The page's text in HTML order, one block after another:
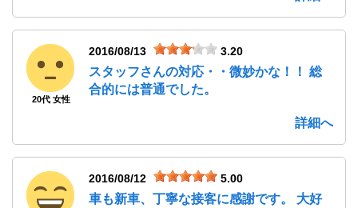
20代 女性
2016/08/13 3.20
スタッフさんの対応・・微妙かな！！ 総
合的には普通でした。
詳細へ
2016/08/12 5.00
車も新車、丁寧な接客に感謝です。 大好